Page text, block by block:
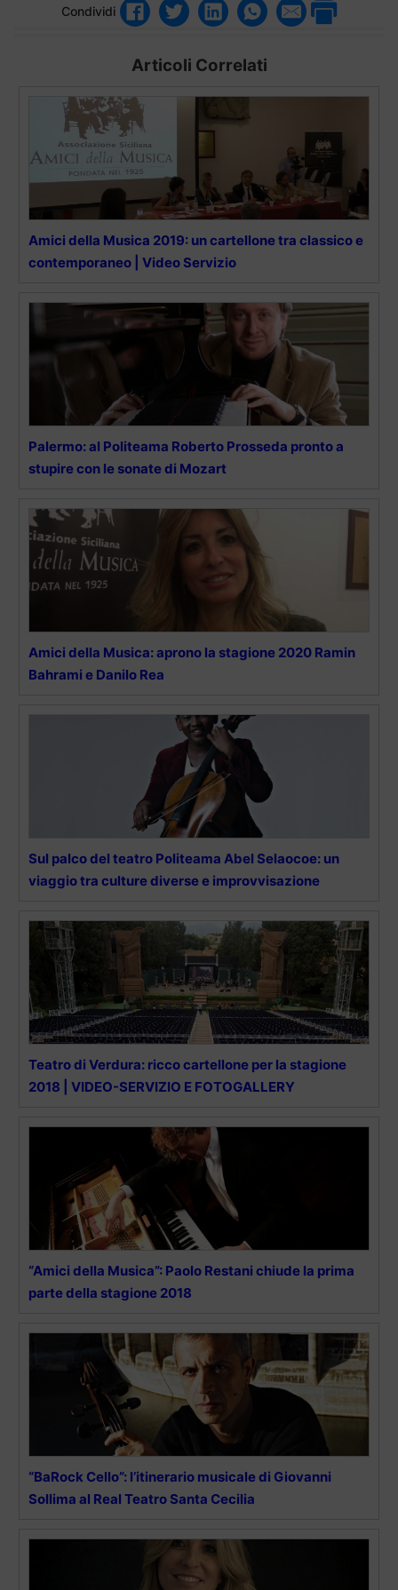
Condividi
Articoli Correlati
Amici della Musica 2019: un cartellone tra classico e
contemporaneo | Video Servizio
Palermo: al Politeama Roberto Prosseda pronto a
stupire con le sonate di Mozart
Amici della Musica: aprono la stagione 2020 Ramin
Bahrami e Danilo Rea
Sul palco del teatro Politeama Abel Selaocoe: un
viaggio tra culture diverse e improvvisazione
Teatro di Verdura: ricco cartellone per la stagione
2018 | VIDEO-SERVIZIO E FOTOGALLERY
“Amici della Musica”: Paolo Restani chiude la prima
parte della stagione 2018
“BaRock Cello”: l’itinerario musicale di Giovanni
Sollima al Real Teatro Santa Cecilia